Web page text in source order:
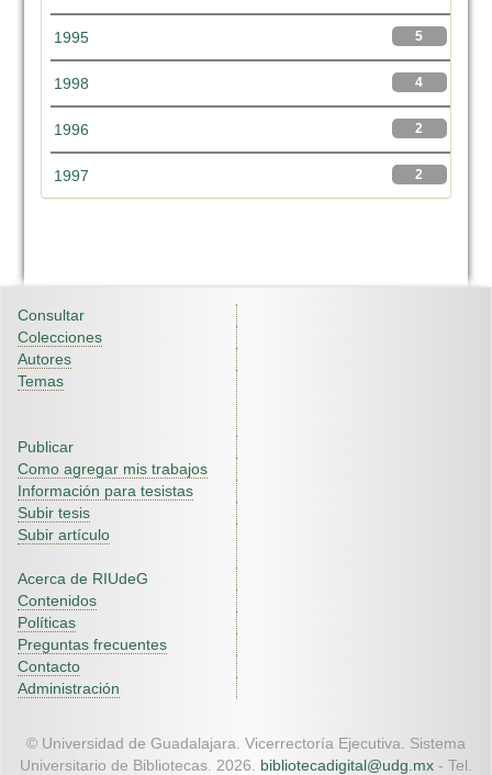
5
1995
4
1998
2
1996
2
1997
Consultar
Colecciones
Autores
Temas
Publicar
Como agregar mis trabajos
Información para tesistas
Subir tesis
Subir artículo
Acerca de RIUdeG
Contenidos
Políticas
Preguntas frecuentes
Contacto
Administración
© Universidad de Guadalajara. Vicerrectoría Ejecutiva. Sistema
Universitario de Bibliotecas. 2026. bibliotecadigital@udg.mx - Tel.